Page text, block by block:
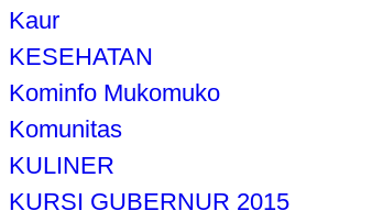
Kaur
KESEHATAN
Kominfo Mukomuko
Komunitas
KULINER
KURSI GUBERNUR 2015